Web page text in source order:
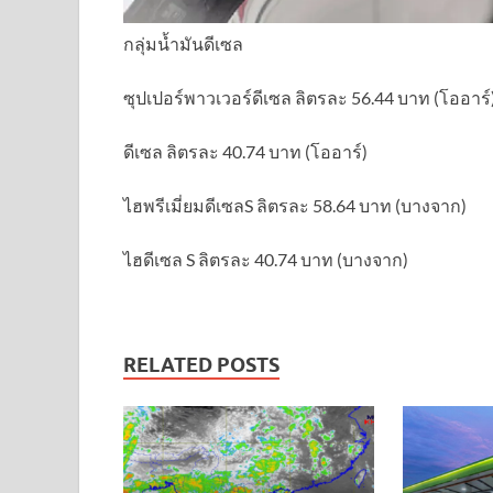
กลุ่มน้ำมันดีเซล
ซุปเปอร์พาวเวอร์ดีเซล ลิตรละ 56.44 บาท (โออา
ดีเซล ลิตรละ 40.74 บาท (โออาร์)
ไฮพรีเมี่ยมดีเซลS ลิตรละ 58.64 บาท (บางจาก)
ไฮดีเซล S ลิตรละ 40.74 บาท (บางจาก)
RELATED POSTS